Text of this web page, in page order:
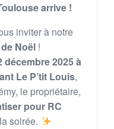
arrive !
inviter à notre
Noël!
décembre 2025 à
Le P’tit Louis,
le propriétaire,
pour RC
soirée.